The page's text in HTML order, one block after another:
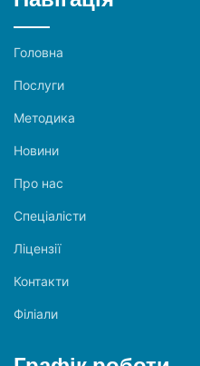
Головна
Послуги
Методика
Новини
Про нас
Спеціалісти
Ліцензії
Контакти
Філіали